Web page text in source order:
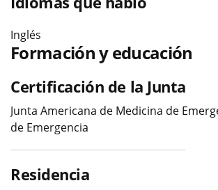
Inglés
Formación y educación
Certificación de la Junta
Junta Americana de Medicina de
de Emergencia
Residencia